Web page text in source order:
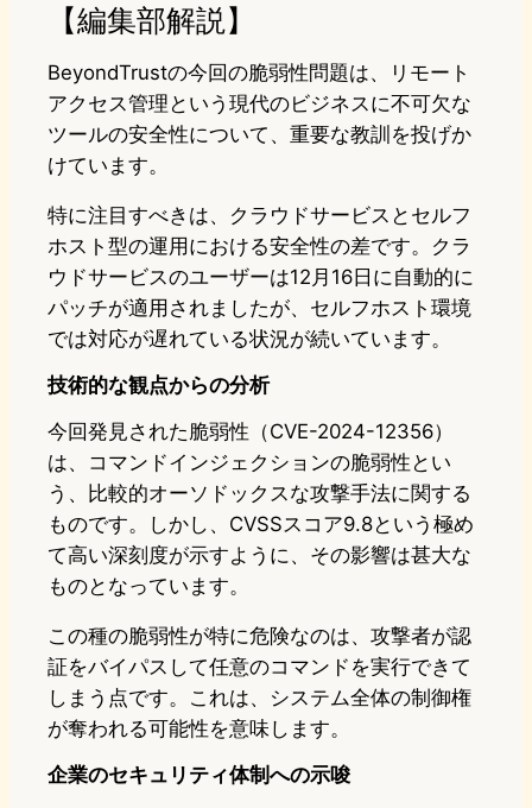
【編集部解説】
BeyondTrustの今回の脆弱性問題は、リモート
アクセス管理という現代のビジネスに不可欠な
ツールの安全性について、重要な教訓を投げか
けています。
特に注目すべきは、クラウドサービスとセルフ
ホスト型の運用における安全性の差です。クラ
ウドサービスのユーザーは12月16日に自動的に
パッチが適用されましたが、セルフホスト環境
では対応が遅れている状況が続いています。
技術的な観点からの分析
今回発見された脆弱性（CVE-2024-12356）
は、コマンドインジェクションの脆弱性とい
う、比較的オーソドックスな攻撃手法に関する
ものです。しかし、CVSSスコア9.8という極め
て高い深刻度が示すように、その影響は甚大な
ものとなっています。
この種の脆弱性が特に危険なのは、攻撃者が認
証をバイパスして任意のコマンドを実行できて
しまう点です。これは、システム全体の制御権
が奪われる可能性を意味します。
企業のセキュリティ体制への示唆